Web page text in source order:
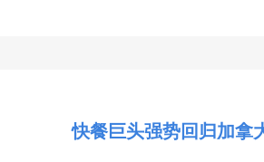
快餐巨头强势回归加